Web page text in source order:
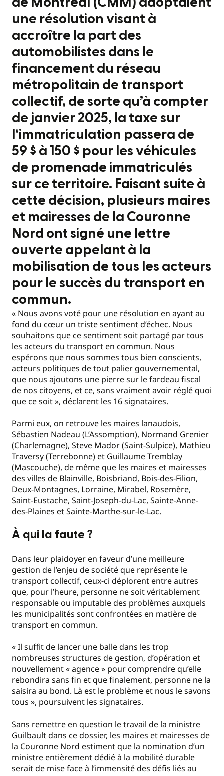
une résolution visant à
accroître la part des
automobilistes dans le
financement du réseau
métropolitain de transport
collectif, de sorte qu’à compter
de janvier 2025, la taxe sur
l‘immatriculation passera de
59 $ à 150 $ pour les véhicules
de promenade immatriculés
sur ce territoire. Faisant suite à
cette décision, plusieurs maires
et mairesses de la Couronne
Nord ont signé une lettre
ouverte appelant à la
mobilisation de tous les acteurs
pour le succès du transport en
commun.
« Nous avons voté pour une résolution en ayant au
fond du cœur un triste sentiment d’échec. Nous
souhaitons que ce sentiment soit partagé par tous
les acteurs du transport en commun. Nous
espérons que nous sommes tous bien conscients,
acteurs politiques de tout palier gouvernemental,
que nous ajoutons une pierre sur le fardeau fiscal
de nos citoyens, et ce, sans vraiment avoir réglé quoi
que ce soit », déclarent les 16 signataires.
Parmi eux, on retrouve les maires lanaudois,
Sébastien Nadeau (L’Assomption), Normand Grenier
(Charlemagne), Steve Mador (Saint-Sulpice), Mathieu
Traversy (Terrebonne) et Guillaume Tremblay
(Mascouche), de même que les maires et mairesses
des villes de Blainville, Boisbriand, Bois-des-Filion,
Deux-Montagnes, Lorraine, Mirabel, Rosemère,
Saint-Eustache, Saint-Joseph-du-Lac, Sainte-Anne-
des-Plaines et Sainte-Marthe-sur-le-Lac.
À qui la faute ?
Dans leur plaidoyer en faveur d’une meilleure
gestion de l’enjeu de société que représente le
transport collectif, ceux-ci déplorent entre autres
que, pour l’heure, personne ne soit véritablement
responsable ou imputable des problèmes auxquels
les municipalités sont confrontées en matière de
transport en commun.
« Il suffit de lancer une balle dans les trop
nombreuses structures de gestion, d’opération et
nouvellement « agence » pour comprendre qu’elle
rebondira sans fin et que finalement, personne ne la
saisira au bond. Là est le problème et nous le savons
tous », poursuivent les signataires.
Sans remettre en question le travail de la ministre
Guilbault dans ce dossier, les maires et mairesses de
la Couronne Nord estiment que la nomination d’un
ministre entièrement dédié à la mobilité durable
serait de mise face à l’immensité des défis liés au